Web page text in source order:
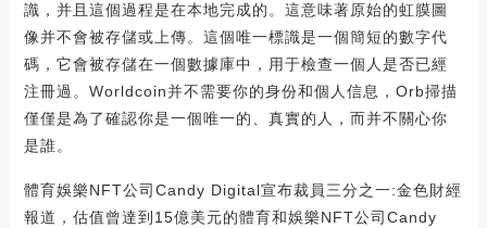
識，并且這個過程是在本地完成的。這意味著原始的虹膜圖
像并不會被存儲或上傳。這個唯一標識是一個簡短的數字代
碼，它會被存儲在一個數據庫中，用于檢查一個人是否已經
注冊過。Worldcoin并不需要你的身份和個人信息，Orb掃描
僅僅是為了確認你是一個唯一的、真實的人，而并不關心你
是誰。
體育娛樂NFT公司Candy Digital宣布裁員三分之一:金色財經
報道，估值曾達到15億美元的體育和娛樂NFT公司Candy